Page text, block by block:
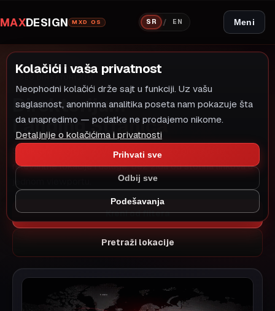
MAXDESIGN MXD OS SR / EN Meni
Direktorijum
Landing Stranica
Struktura je organizovana tako da brzo pronađete
relevantne lokacije i usluge, bez zida od stotina linkova u
jednom viewportu.
Kreni od filtera
Pretraži lokacije
Kolačići i vaša privatnost
Neophodni kolačići drže sajt u funkciji. Uz vašu
saglasnost, anonimna analitika poseta nam pokazuje šta
da unapredimo — podatke ne prodajemo nikome.
Detaljnije o kolačićima i privatnosti
Prihvati sve
Odbij sve
Podešavanja